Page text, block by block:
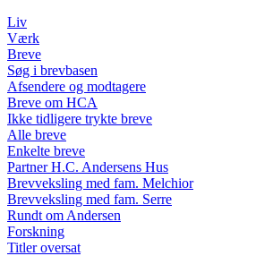
Liv
Værk
Breve
Søg i brevbasen
Afsendere og modtagere
Breve om HCA
Ikke tidligere trykte breve
Alle breve
Enkelte breve
Partner H.C. Andersens Hus
Brevveksling med fam. Melchior
Brevveksling med fam. Serre
Rundt om Andersen
Forskning
Titler oversat